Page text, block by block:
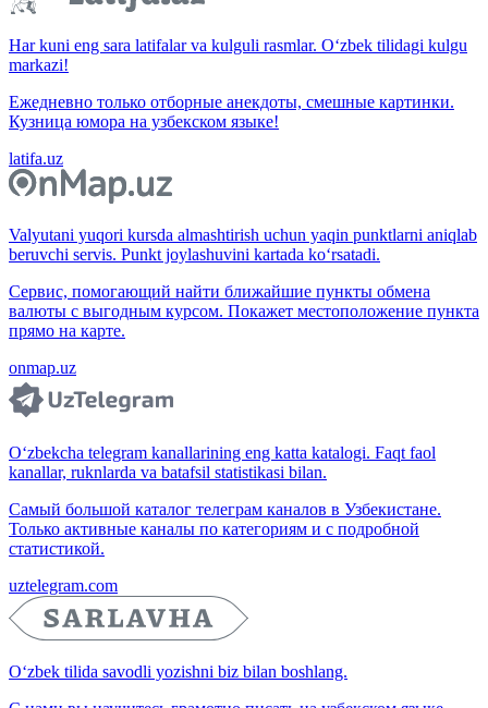
Har kuni eng sara latifalar va kulguli rasmlar. O‘zbek tilidagi kulgu
markazi!
Ежедневно только отборные анекдоты, смешные картинки.
Кузница юмора на узбекском языке!
latifa.uz
Valyutani yuqori kursda almashtirish uchun yaqin punktlarni aniqlab
beruvchi servis. Punkt joylashuvini kartada ko‘rsatadi.
Сервис, помогающий найти ближайшие пункты обмена
валюты с выгодным курсом. Покажет местоположение пункта
прямо на карте.
onmap.uz
O‘zbekcha telegram kanallarining eng katta katalogi. Faqt faol
kanallar, ruknlarda va batafsil statistikasi bilan.
Самый большой каталог телеграм каналов в Узбекистане.
Только активные каналы по категориям и с подробной
статистикой.
uztelegram.com
O‘zbek tilida savodli yozishni biz bilan boshlang.